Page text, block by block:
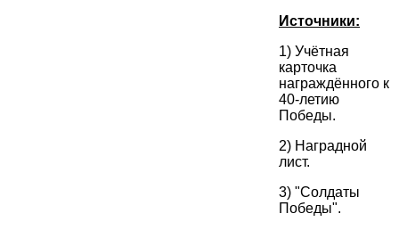
Источники:
1) Учётная
карточка
награждённого к
40-летию
Победы.
2) Наградной
лист.
3) "Солдаты
Победы".